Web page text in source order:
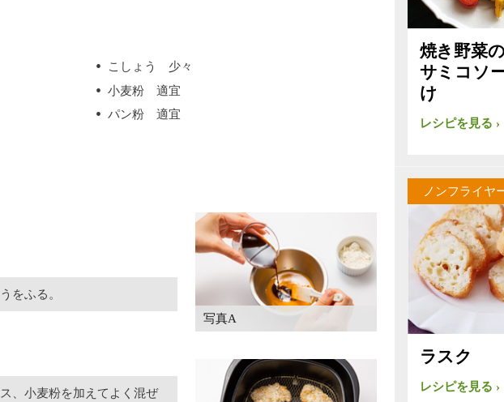
こしょう 少々
小麦粉 適宜
パン粉 適宜
をふる。
、小麦粉を加えてよく混ぜ
写真A
焼き野菜
サミコソ
け
レシピを見る
ノンフライヤ
ラスク
レシピを見る